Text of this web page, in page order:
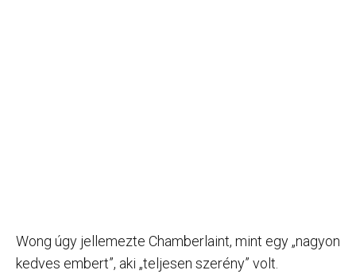
Wong úgy jellemezte Chamberlaint, mint egy „nagyon
kedves embert”, aki „teljesen szerény” volt.